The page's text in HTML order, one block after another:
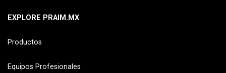
EXPLORE PRAIM.MX
Productos
Equipos Profesionales